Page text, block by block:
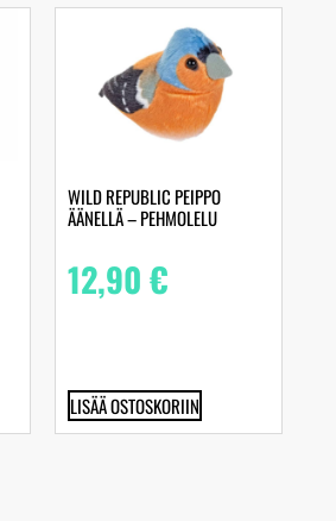
WILD REPUBLIC PEIPPO
ÄÄNELLÄ – PEHMOLELU
12,90€
LISÄÄ OSTOSKORIIN